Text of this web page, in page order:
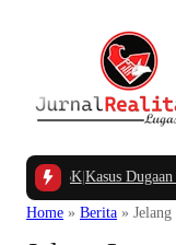
APBK| Kasus Dugaan
Home » Berita »